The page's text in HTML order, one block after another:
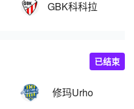
GBK科科拉
修玛Urho
已结束